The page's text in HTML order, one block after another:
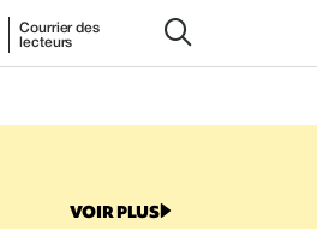
Courrier des
lecteurs
VOIR PLUS